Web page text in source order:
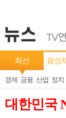
최신 음성
경제 금융 산업 정치
대한민국